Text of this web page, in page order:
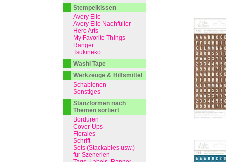
Stempelkissen
Avery Elle
Avery Elle Nachfüller
Hero Arts
My Favorite Things
Ranger
Tsukineko
Washi Tape
Werkzeuge & Hilfsmittel
Schablonen
Sonstiges
Stanzformen nach
Themen sortiert
Bordüren
Cover-Ups
Florales
Schrift
Sets (Stackables usw.)
für Szenerien